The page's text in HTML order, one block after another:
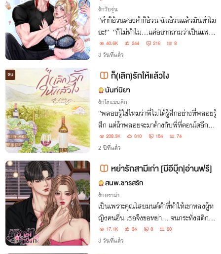
รักวัยรุ่น
“คำก็อ้วนสองคำก็อ้วน ฉันอ้วนแล้วมันทำไม
ยะ!” ￼ “ก็ไม่ทำไม…แค่อยากถามว่าเป็นแฟน
กันปะ?” “…..”
40.6K 244 216 8
3 วันที่แล้ว
จบ ก็(เลิก)รักให้แล้วไง
นันท์นิยา
รักโรแมนติก
“พลอยรู้ใช่ไหมว่าพี่ไม่ได้รู้สึกอย่างที่พลอยรู้
สึก แต่ถ้าพลอยจะมาค้างกับพี่ที่คอนโดอีก พี่
ก็ไม่ติด”
208.3K 310 154 74
2 ปีที่แล้ว
หย่ารักสามีเก่า [มีอีบุ๊ก|อ่านฟรี]
สนพ.ชารสรัก
รักดราม่า
เป็นเพราะคุณไสยมนต์ดำที่ทำให้เขาหลงผู้ห
ญิงคนอื่น เธอจึงขอหย่า... จนกระทั่งสติกลั
บมา เขาเลยต้องมารีบตามง้อเมีย(เก่า)อย่าง
กับหมาหงอย!!
17.1K 34 8 20
3 วันที่แล้ว